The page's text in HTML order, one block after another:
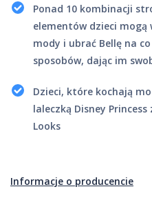
Ponad 10 kombinacji
elementów dzieci
mody i ubrać Bellę na
sposobów, dając im
Dzieci, które kochają
laleczką Disney
Looks
Informacje o producencie